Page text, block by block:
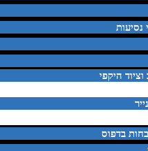
נסיעות
היקפי
בדפוס